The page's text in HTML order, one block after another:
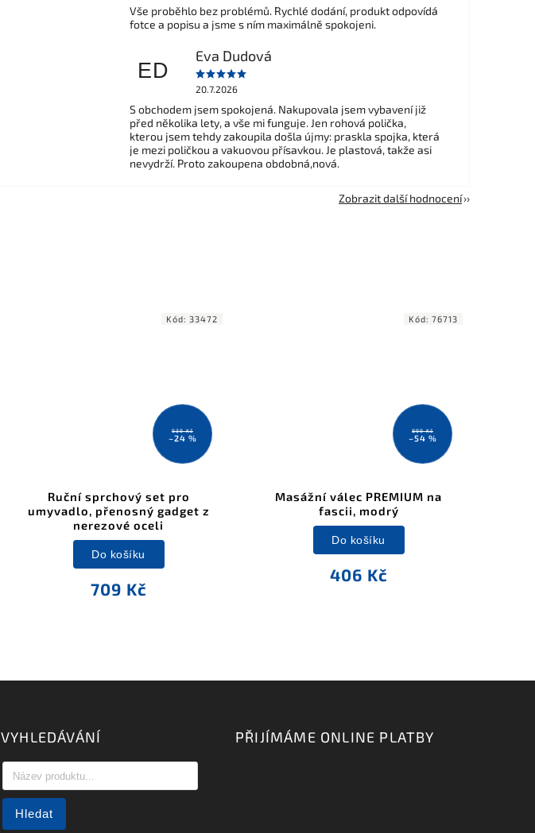
Vše proběhlo bez problémů. Rychlé dodání, produkt odpovídá
fotce a popisu a jsme s ním maximálně spokojeni.
ED
Eva Dudová
20.7.2026
S obchodem jsem spokojená. Nakupovala jsem vybavení již
před několika lety, a vše mi funguje. Jen rohová polička,
kterou jsem tehdy zakoupila došla újmy: praskla spojka, která
je mezi poličkou a vakuovou přísavkou. Je plastová, takže asi
nevydrží. Proto zakoupena obdobná,nová.
Zobrazit další hodnocení
939 Kč
–24 %
Ruční sprchový set pro
umyvadlo, přenosný gadget z
nerezové oceli
709 Kč
Do košíku
Kód: 33472
899 Kč
–54 %
Masážní válec PREMIUM na
fascii, modrý
406 Kč
Do košíku
Kód: 76713
VYHLEDÁVÁNÍ
Hledat
PŘIJÍMÁME ONLINE PLATBY